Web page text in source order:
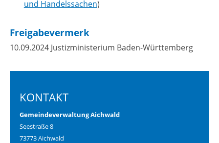
und Handelssachen)
Freigabevermerk
10.09.2024 Justizministerium Baden-Württemberg
KONTAKT
Gemeindeverwaltung Aichwald
Seestraße 8
73773 Aichwald